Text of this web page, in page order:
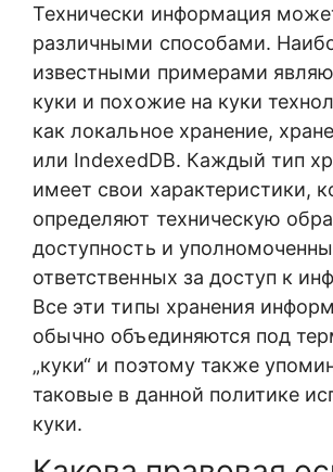
Технически информация
различными способами.
известными примерами
куки и похожие на куки
как локальное хранение,
или IndexedDB. Каждый тип
имеет свои характеристики,
определяют техническую
доступность и
ответственных за доступ к
Все эти типы хранения
обычно объединяются под
„куки“ и поэтому также
таковые в данной политике
куки.